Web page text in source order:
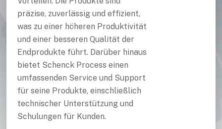
präzise, zuverlässig und effizient,
was zu einer höheren Produktivität
und einer besseren Qualität der
Endprodukte führt. Darüber hinaus
bietet Schenck Process einen
umfassenden Service und Support
für seine Produkte, einschließlich
technischer Unterstützung und
Schulungen für Kunden.